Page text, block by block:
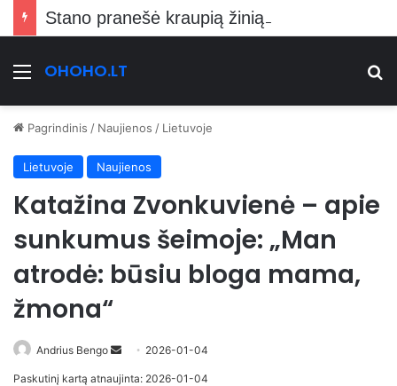
Stano pranešė kraupią žinią Vilniečiams
Meniu
OHOHO.LT
Pagrindinis / Naujienos / Lietuvoje
Lietuvoje Naujienos
Katažina Zvonkuvienė – apie
sunkumus šeimoje: „Man
atrodė: būsiu bloga mama,
žmona“
Andrius Bengo
Send 2026-01-04
Paskutinį kartą atnaujinta: 2026-01-04